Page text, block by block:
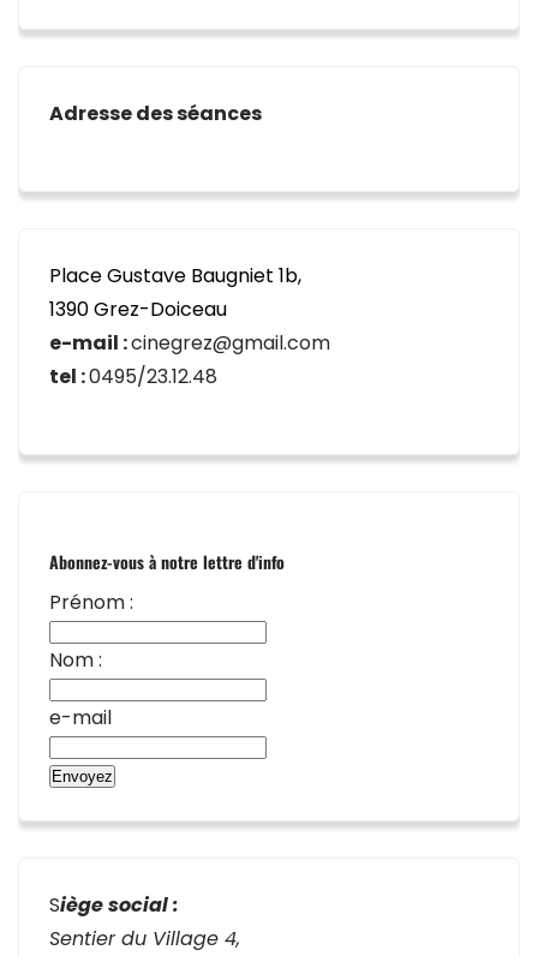
Adresse des séances
Place Gustave Baugniet 1b,
1390 Grez-Doiceau
e-mail :cinegrez@gmail.com
tel :0495/23.12.48
Abonnez-vous à notre lettre d'info
Prénom :
Nom :
e-mail
Siège social :
Sentier du Village 4,